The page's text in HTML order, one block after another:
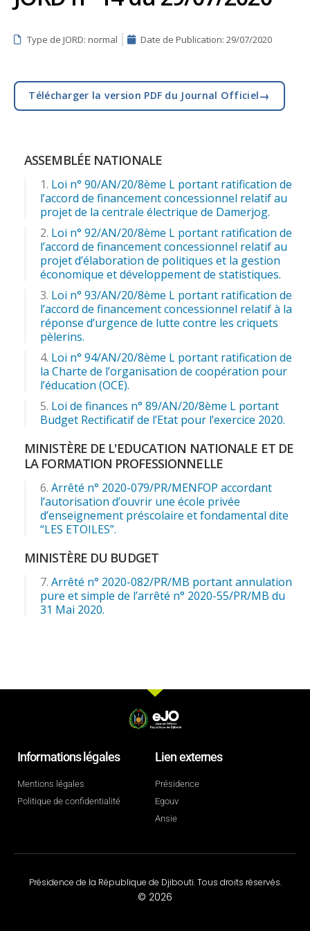
Type de JORD: normal Date de Publication: 29/07/2020
Télécharger la version PDF du Journal Officiel→
ASSEMBLÉE NATIONALE
Loi n° 90/AN/20/8ème L portant ratification de
l’accord de financement concessionnel relatif au
projet de la centrale électrique de Damerjog.
Loi n° 92/AN/20/8ème L portant ratification de
l’accord de financement concessionnel relatif au
projet d’élaboration de politiques et la gestion
économique et développement de statistiques.
Loi n° 93/AN/20/8ème L portant ratification de
l’accord de financement concessionnel relatif à la
réponse d’urgence de lutte contre les criquets
pèlerins.
Loi n° 94/AN/20/8ème L portant ratification de
la Charte de l’organisation de coopération pour
l’éducation (OCE).
Loi de finances n° 89/AN/20/8ème L portant
Budget Rectificatif de l’Etat pour l’exercice 2020.
MINISTÈRE DE L'EDUCATION NATIONALE ET DE
LA FORMATION PROFESSIONNELLE
Arrêté n° 2020-079/PR/MENFOP accordant
l’autorisation d’ouvrir une école privée
d’enseignement préscolaire et fondamental dite
“LES ETOILES”.
MINISTÈRE DU BUDGET
Arrêté n° 2020-082/PR/MB portant annulation
pure et simple de l’arrêté n° 2020-55/PR/MB du
31 Mai 2020.
Informations légales
Mentions légales
Politique de confidentialité
Lien externes
Présidence
Egouv
Ansie
Présidence de la République de Djibouti. Tous droits réservés.
© 2026